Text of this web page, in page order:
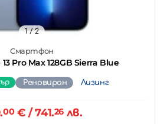
Смартфон
Pro Max 128GB Sierra Blue
1/ 2
Реновиран Лизинг
00€ / 741.26лв.